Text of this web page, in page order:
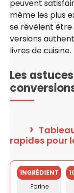
peuvent
même les plus
se révèlent être
versions
livres de cuisine.
Les
rapides pour
INGRÉDIENT
Farine